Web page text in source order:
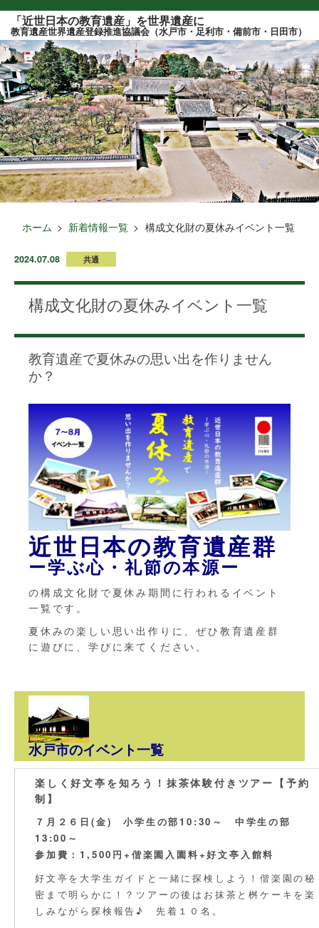
このページの本文へ
「近世日本の教育遺産」を世界遺産に
教育遺産世界遺産登録推進協議会（水戸市・足利市・備前市・日田市）
ホーム 新着情報一覧 構成文化財の夏休みイベント一覧
2024.07.08 共通
構成文化財の夏休みイベント一覧
教育遺産で夏休みの思い出を作りません
か？
近世日本の教育遺産群
ー学ぶ心・礼節の本源ー
の構成文化財で夏休み期間に行われるイベント
一覧です。
夏休みの楽しい思い出作りに、ぜひ教育遺産群
に遊びに、学びに来てください。
水戸市のイベント一覧
楽しく好文亭を知ろう！抹茶体験付きツアー【予約
制】
７月２６日(金) 小学生の部10:30～ 中学生の部
13:00～
参加費：1,500円+偕楽園入園料+好文亭入館料
好文亭を大学生ガイドと一緒に探検しよう！偕楽園の秘
密まで明らかに！？ツアーの後はお抹茶と桝ケーキを楽
しみながら探検報告♪ 先着１０名。